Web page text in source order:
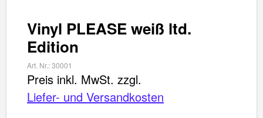
Vinyl PLEASE weiß ltd.
Edition
Art. Nr.:30001
Preis inkl. MwSt. zzgl.
Liefer- und Versandkosten